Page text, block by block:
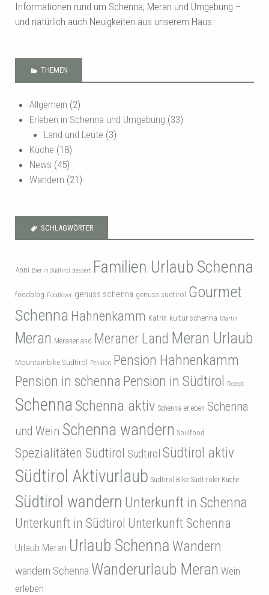
Informationen rund um Schenna, Meran und Umgebung –
und natürlich auch Neuigkeiten aus unserem Haus.
THEMEN
Allgemein (2)
Erleben in Schenna und Umgebung (33)
Land und Leute (3)
Küche (18)
News (45)
Wandern (21)
SCHLAGWÖRTER
Anni Bier in Südtirol dessert Familien Urlaub Schenna
foodblog Foodlover genuss schenna genuss südtirol Gourmet
Schenna Hahnenkamm Katrin kultur schenna Martin
Meran Meranerland Meraner Land Meran Urlaub
Mountainbike Südtirol Pension Pension Hahnenkamm
Pension in schenna Pension in Südtirol Rezept
SchennaSchenna aktiv Schenna erleben Schenna
und Wein Schenna wandern Soulfood
Spezialitäten Südtirol Südtirol Südtirol aktiv
Südtirol Aktivurlaub Südtirol Bike Südtiroler Küche
Südtirol wandern Unterkunft in Schenna
Unterkunft in Südtirol Unterkunft Schenna
Urlaub Meran Urlaub Schenna Wandern
wandern Schenna Wanderurlaub Meran Wein
erleben